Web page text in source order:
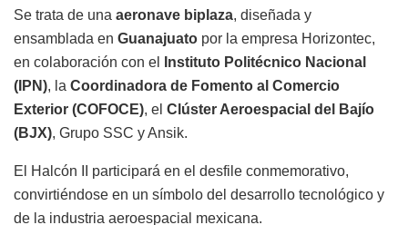
Se trata de una aeronave biplaza, diseñada y
ensamblada en Guanajuato por la empresa Horizontec,
en colaboración con el
Instituto Politécnico Nacional
(IPN), la Coordinadora de Fomento al Comercio
Exterior (COFOCE), el Clúster Aeroespacial del Bajío
(BJX), Grupo SSC y Ansik.
El Halcón II participará en el desfile conmemorativo,
convirtiéndose en un símbolo del desarrollo tecnológico y
de la industria aeroespacial mexicana.